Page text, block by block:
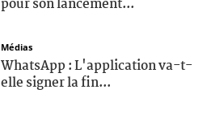
pour son lancement...
Médias
WhatsApp : L'application va-t-
elle signer la fin...